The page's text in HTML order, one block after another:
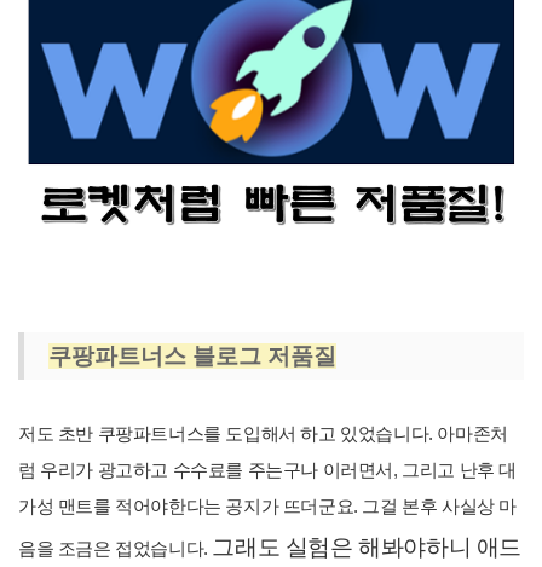
쿠팡파트너스 블로그 저품질
저도 초반 쿠팡파트너스를 도입해서 하고 있었습니다. 아마존처
럼 우리가 광고하고 수수료를 주는구나 이러면서, 그리고 난후 대
가성 맨트를 적어야한다는 공지가 뜨더군요. 그걸 본후 사실상 마
음을 조금은 접었습니다. 그래도 실험은 해봐야하니 애드